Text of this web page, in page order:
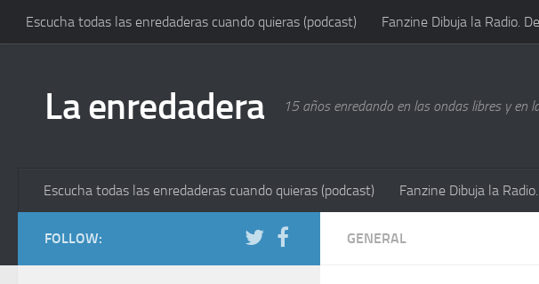
Escucha todas las enredaderas cuando quieras (podcast) Fanzine Dibuja la Radio.
La enredadera 15 años enredando en las ondas libres y en
Escucha todas las enredaderas cuando quieras (podcast) Fanzine Dibuja la
GENERAL
FOLLOW: